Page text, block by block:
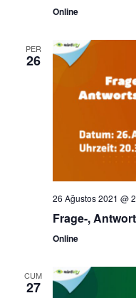
Online
PER
26
26 Ağustos 2021 @
Frage-,
Online
CUM
27